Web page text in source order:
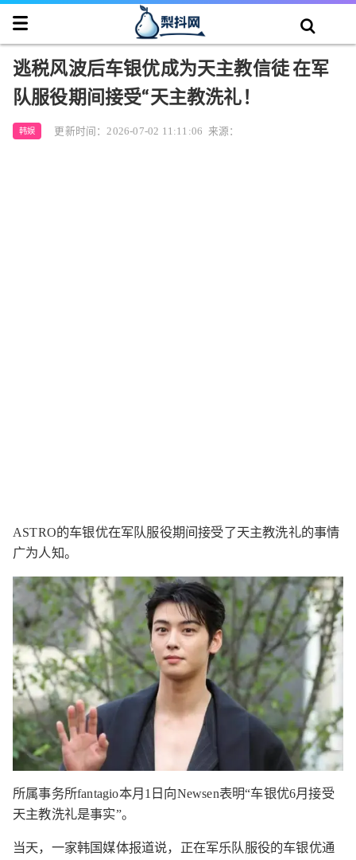
逃税风波后车银优成为天主教信徒 在军
队服役期间接受“天主教洗礼！
韩娱 更新时间：2026-07-02 11:11:06 来源：
ASTRO的车银优在军队服役期间接受了天主教洗礼的事情
广为人知。
所属事务所fantagio本月1日向Newsen表明“车银优6月接受
天主教洗礼是事实”。
当天，一家韩国媒体报道说，正在军乐队服役的车银优通